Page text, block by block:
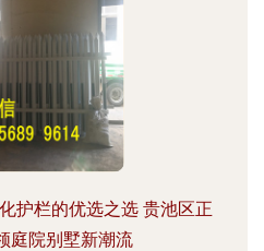
护栏的优选之选 贵池区正
庭院别墅新潮流